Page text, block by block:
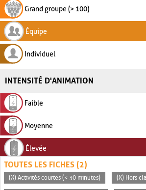
Grand groupe (> 100)
Équipe
Individuel
INTENSITÉ D'ANIMATION
Faible
Moyenne
Élevée
TOUTES LES FICHES (2)
(X) Activités courtes (< 30 minutes) (X) Hors